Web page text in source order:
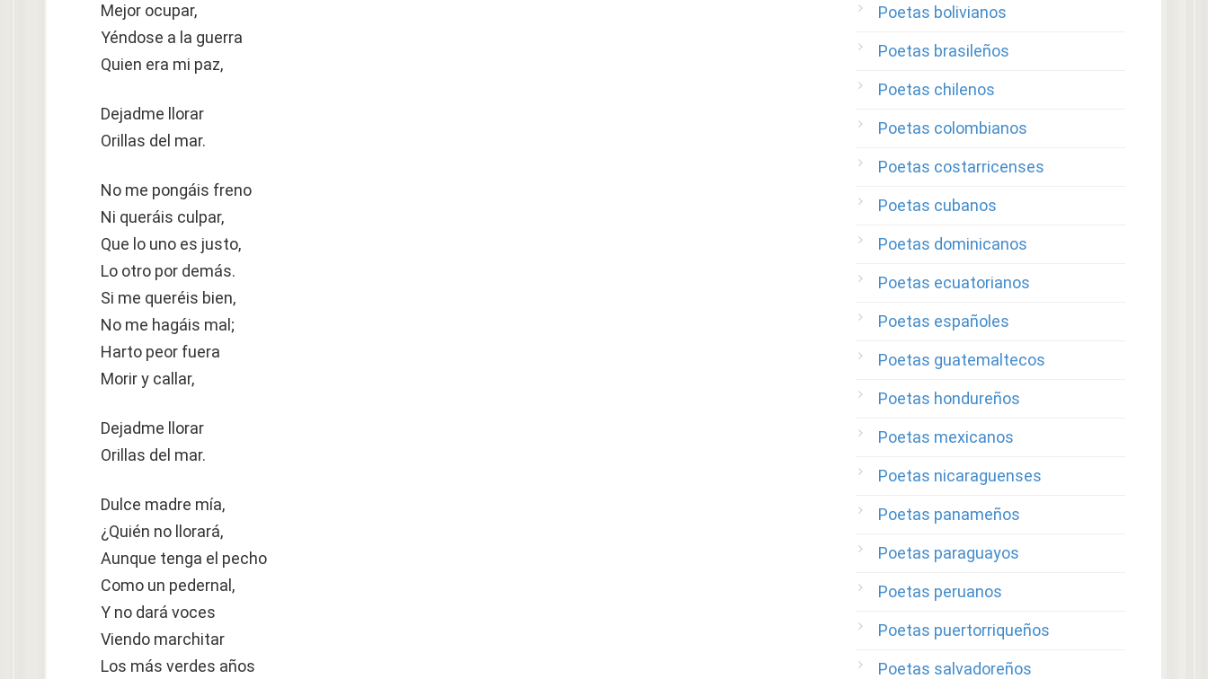
Mejor ocupar,
Yéndose a la guerra
Quien era mi paz,
Dejadme llorar
Orillas del mar.
No me pongáis freno
Ni queráis culpar,
Que lo uno es justo,
Lo otro por demás.
Si me queréis bien,
No me hagáis mal;
Harto peor fuera
Morir y callar,
Dejadme llorar
Orillas del mar.
Dulce madre mía,
¿Quién no llorará,
Aunque tenga el pecho
Como un pedernal,
Y no dará voces
Viendo marchitar
Los más verdes años
Poetas bolivianos
Poetas brasileños
Poetas chilenos
Poetas colombianos
Poetas costarricenses
Poetas cubanos
Poetas dominicanos
Poetas ecuatorianos
Poetas españoles
Poetas guatemaltecos
Poetas hondureños
Poetas mexicanos
Poetas nicaraguenses
Poetas panameños
Poetas paraguayos
Poetas peruanos
Poetas puertorriqueños
Poetas salvadoreños